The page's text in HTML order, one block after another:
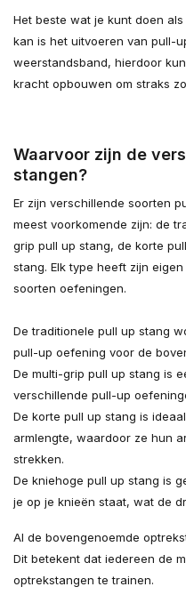
Het beste wat je kunt doen
kan is het uitvoeren van pull-
weerstandsband, hierdoor
kracht opbouwen om straks
Waarvoor zijn de
stangen?
Er zijn verschillende soorten
meest voorkomende zijn: de
grip pull up stang, de korte
stang. Elk type heeft zijn
soorten oefeningen.
De traditionele pull up stang
pull-up oefening voor de
De multi-grip pull up stang is
verschillende pull-up
De korte pull up stang is
armlengte, waardoor ze hun
strekken.
De kniehoge pull up stang is
je op je knieën staat, wat de
Al de bovengenoemde
Dit betekent dat iedereen de
optrekstangen te trainen.